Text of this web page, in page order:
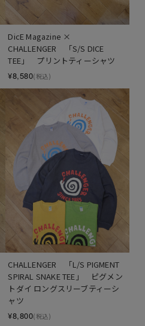
DicE Magazine ×
CHALLENGER　「S/S DICE
TEE」　プリントティーシャツ
¥8,580(税込)
CHALLENGER　「L/S PIGMENT
SPIRAL SNAKE TEE」　ピグメン
トダイ ロングスリーブティーシ
ャツ
¥8,800(税込)